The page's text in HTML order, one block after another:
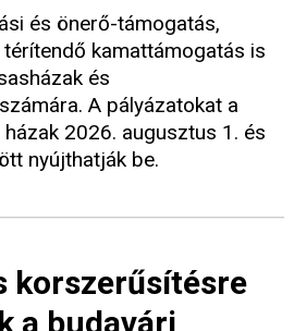
és önerő-támogatás,
kamattámogatás is
és
A pályázatokat a
2026. augusztus 1. és
nyújthatják be.
korszerűsítésre
a budavári